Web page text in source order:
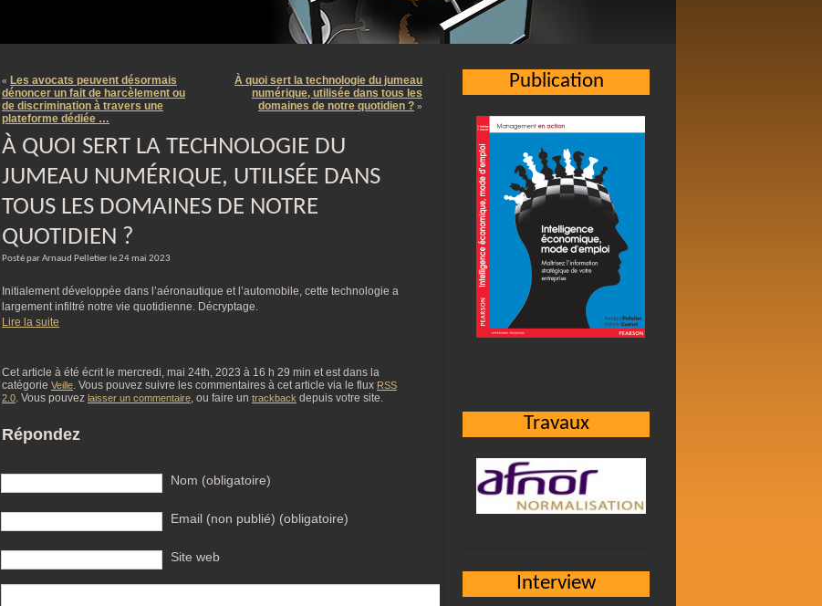
« Les avocats peuvent désormais
dénoncer un fait de harcèlement ou
de discrimination à travers une
plateforme dédiée …
À quoi sert la technologie du jumeau
numérique, utilisée dans tous les
domaines de notre quotidien ? »
À QUOI SERT LA TECHNOLOGIE DU
JUMEAU NUMÉRIQUE, UTILISÉE DANS
TOUS LES DOMAINES DE NOTRE
QUOTIDIEN ?
Posté par Arnaud Pelletier le 24 mai 2023
Initialement développée dans l’aéronautique et l’automobile, cette technologie a
largement infiltré notre vie quotidienne. Décryptage.
Lire la suite
Cet article à été écrit le mercredi, mai 24th, 2023 à 16 h 29 min et est dans la
catégorie Veille. Vous pouvez suivre les commentaires à cet article via le flux RSS
2.0. Vous pouvez laisser un commentaire, ou faire un trackback depuis votre site.
Répondez
Nom (obligatoire)
Email (non publié) (obligatoire)
Site web
Publication
Travaux
Interview